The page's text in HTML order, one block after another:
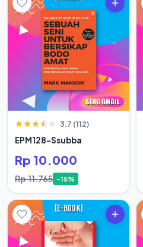
3.7 (112)
EPM128-Ssubba
Rp 10.000
Rp 11.765 -15%